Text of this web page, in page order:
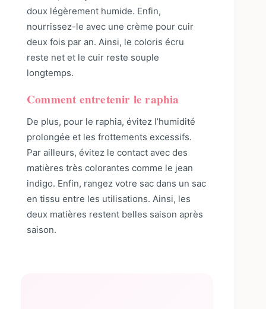
doux légèrement humide. Enfin,
nourrissez-le avec une crème pour cuir
deux fois par an. Ainsi, le coloris écru
reste net et le cuir reste souple
longtemps.
Comment entretenir le raphia
De plus, pour le raphia, évitez l’humidité
prolongée et les frottements excessifs.
Par ailleurs, évitez le contact avec des
matières très colorantes comme le jean
indigo. Enfin, rangez votre sac dans un sac
en tissu entre les utilisations. Ainsi, les
deux matières restent belles saison après
saison.